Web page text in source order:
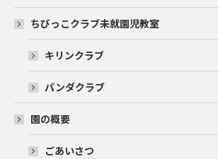
ちびっこクラブ未就園児教室
キリンクラブ
パンダクラブ
園の概要
ごあいさつ